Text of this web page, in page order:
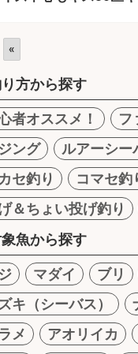
«
方から探す
者オススメ！ フ
ング
ルアーシー
セ釣り
コマセ釣
＆ちょい投げ釣り
魚から探す
マダイ ブリ
キ（シーバス）
メ
アオリイカ